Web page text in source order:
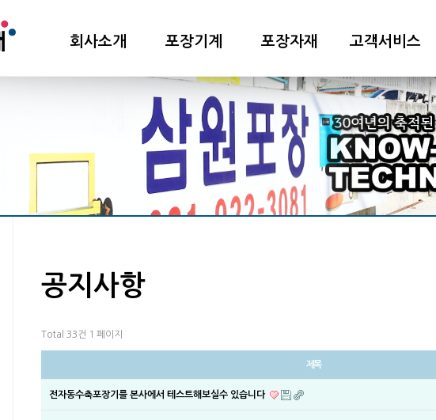
회사소개 포장기계 포장자재 고객서비스
공지사항
Total 33건 1 페이지
제목
전자동수축포장기를 본사에서 테스트해보실수 있습니다